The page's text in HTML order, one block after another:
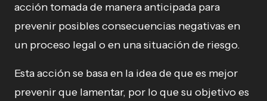
acción tomada de manera anticipada para
prevenir posibles consecuencias negativas en
un proceso legal o en una situación de riesgo.
Esta acción se basa en la idea de que es mejor
prevenir que lamentar, por lo que su objetivo es